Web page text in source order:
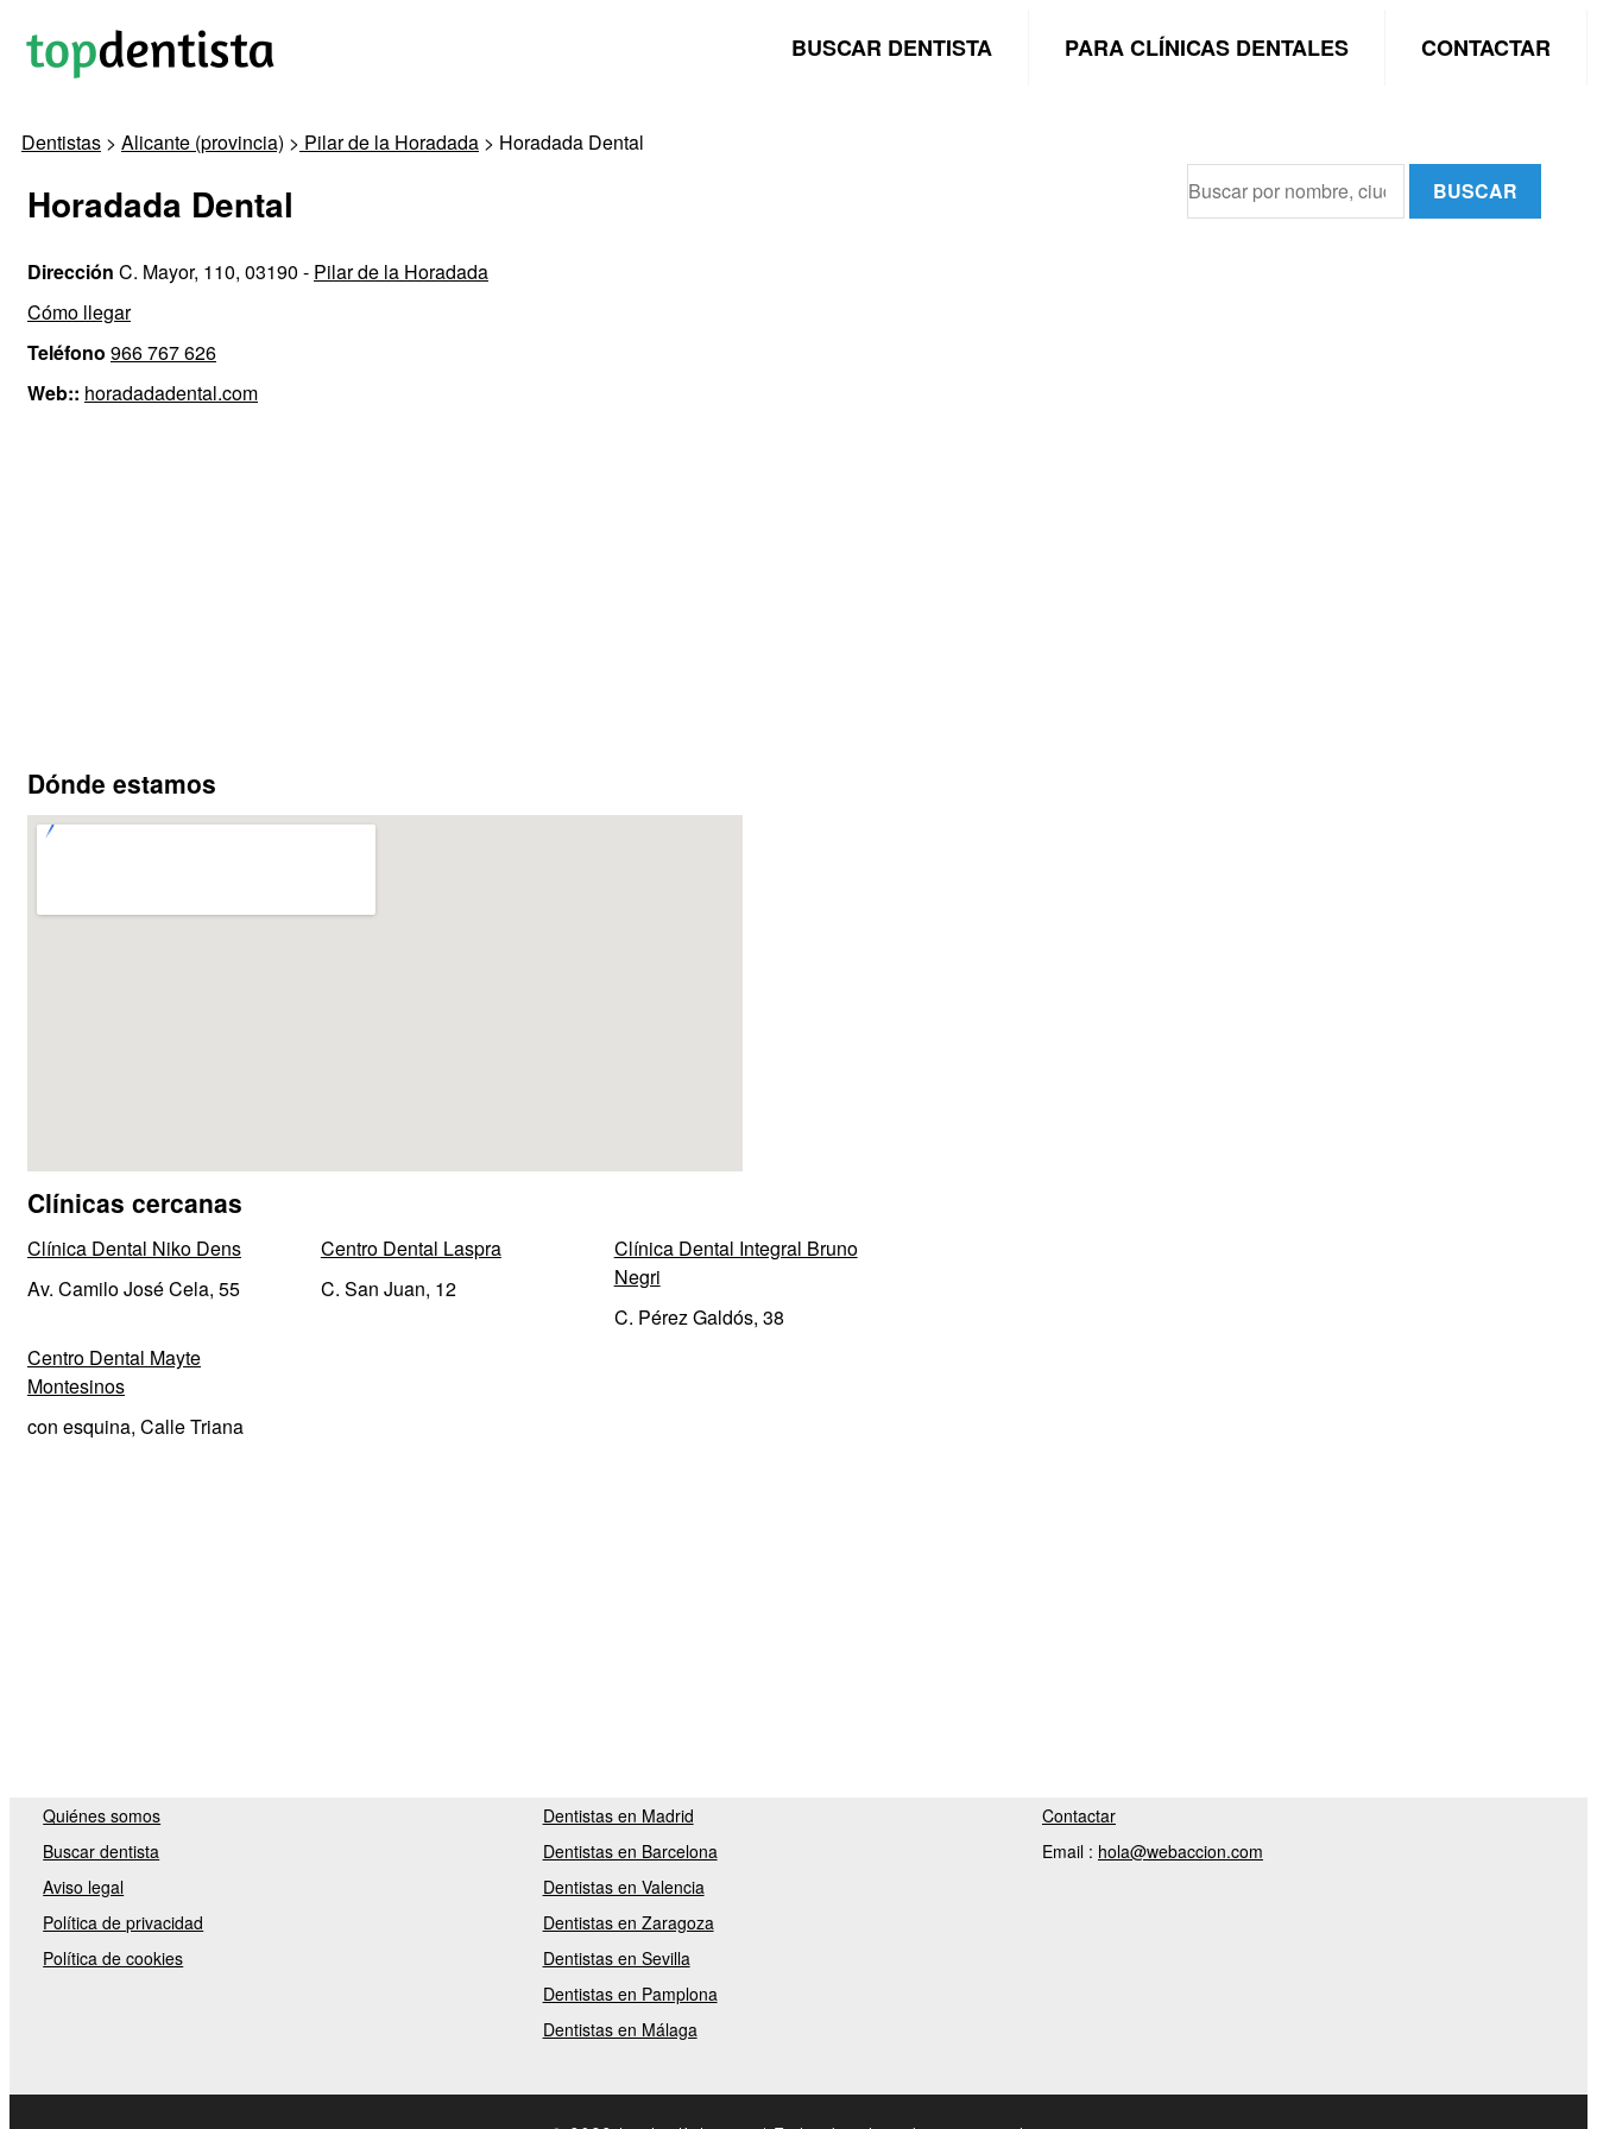
BUSCAR DENTISTA PARA CLÍNICAS DENTALES CONTACTAR
Dentistas > Alicante (provincia) > Pilar de la Horadada > Horadada Dental
Horadada Dental
Dirección C. Mayor, 110, 03190 - Pilar de la Horadada
Cómo llegar
Teléfono 966 767 626
Web:: horadadadental.com
Dónde estamos
Clínicas cercanas
Clínica Dental Niko Dens
Av. Camilo José Cela, 55
Centro Dental Laspra
C. San Juan, 12
Clínica Dental Integral Bruno
Negri
C. Pérez Galdós, 38
Centro Dental Mayte
Montesinos
con esquina, Calle Triana
BUSCAR
Quiénes somos
Buscar dentista
Aviso legal
Política de privacidad
Política de cookies
Dentistas en Madrid
Dentistas en Barcelona
Dentistas en Valencia
Dentistas en Zaragoza
Dentistas en Sevilla
Dentistas en Pamplona
Dentistas en Málaga
Contactar
Email : hola@webaccion.com